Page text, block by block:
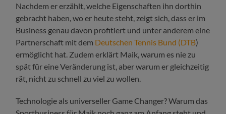
Nachdem er erzählt, welche Eigenschaften ihn dorthin
gebracht haben, wo er heute steht, zeigt sich, dass er im
Business genau davon profitiert und unter anderem eine
Partnerschaft mit dem Deutschen Tennis Bund (DTB)
ermöglicht hat. Zudem erklärt Maik, warum es nie zu
spät für eine Veränderung ist, aber warum er gleichzeitig
rät, nicht zu schnell zu viel zu wollen.
Technologie als universeller Game Changer? Warum das